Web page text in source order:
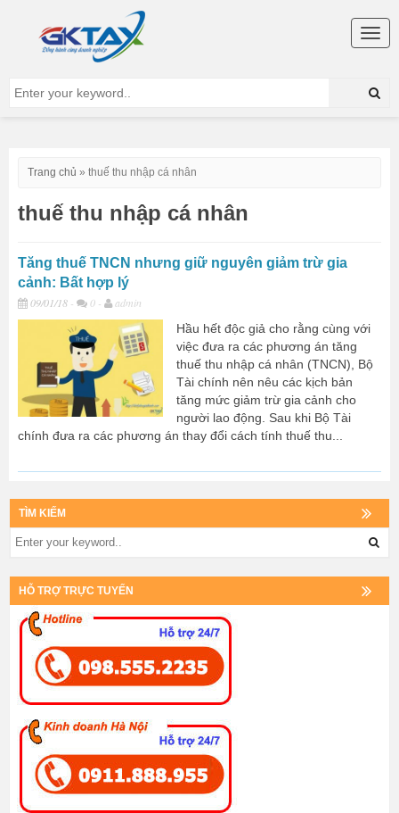
Trang chủ » thuế thu nhập cá nhân
thuế thu nhập cá nhân
Tăng thuế TNCN nhưng giữ nguyên giảm trừ gia
cảnh: Bất hợp lý
09/01/18 - 0 -
admin
Hầu hết độc giả cho rằng cùng với
việc đưa ra các phương án tăng
thuế thu nhập cá nhân (TNCN), Bộ
Tài chính nên nêu các kịch bản
tăng mức giảm trừ gia cảnh cho
người lao động. Sau khi Bộ Tài
chính đưa ra các phương án thay đổi cách tính thuế thu...
TÌM KIẾM
HỖ TRỢ TRỰC TUYẾN